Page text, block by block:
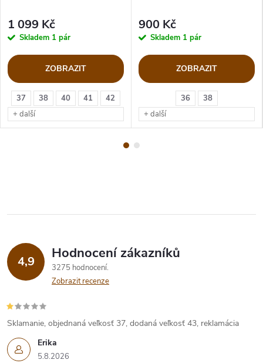
37 38 40 41
42
+ další
1 099 Kč
Skladem 1 pár
ZOBRAZIT
36
38
+ další
900 Kč
Skladem 1 pár
ZOBRAZIT
4,9 Hodnocení zákazníků
3275 hodnocení
Zobrazit recenze
Erika
5.8.2026
Sklamanie, objednaná veľkosť 37, dodaná veľkosť 43, reklamácia